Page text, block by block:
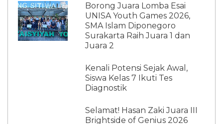
Borong Juara Lomba Esai
UNISA Youth Games 2026,
SMA Islam Diponegoro
Surakarta Raih Juara 1 dan
Juara 2
Kenali Potensi Sejak Awal,
Siswa Kelas 7 Ikuti Tes
Diagnostik
Selamat! Hasan Zaki Juara III
Brightside of Genius 2026